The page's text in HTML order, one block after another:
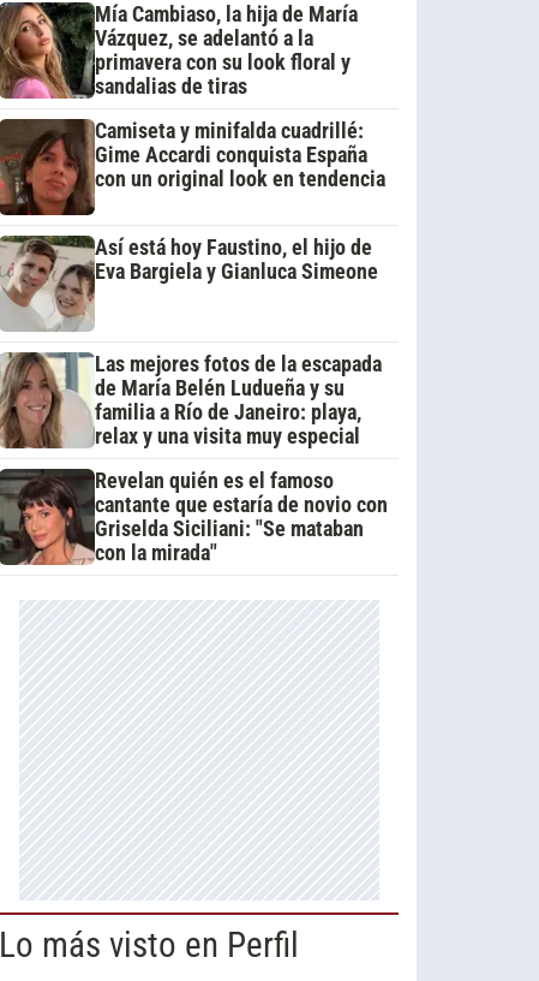
Mía Cambiaso, la hija de María
Vázquez, se adelantó a la
primavera con su look floral y
sandalias de tiras
Camiseta y minifalda cuadrillé:
Gime Accardi conquista España
con un original look en tendencia
Así está hoy Faustino, el hijo de
Eva Bargiela y Gianluca Simeone
Las mejores fotos de la escapada
de María Belén Ludueña y su
familia a Río de Janeiro: playa,
relax y una visita muy especial
Revelan quién es el famoso
cantante que estaría de novio con
Griselda Siciliani: "Se mataban
con la mirada"
Lo más visto en Perfil